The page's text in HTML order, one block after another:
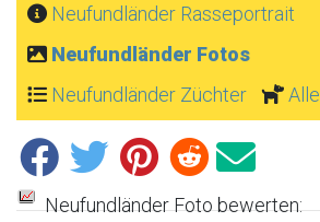
Neufundländer Rasseportrait
Neufundländer Fotos
Neufundländer Züchter
Neufundländer Foto bewerten: